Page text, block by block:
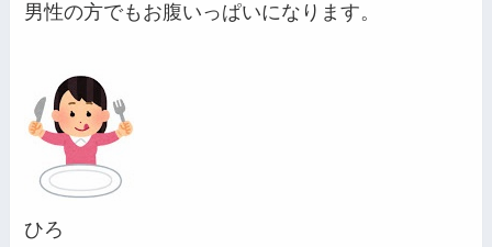
男性の方でもお腹いっぱいになります。
ひろ